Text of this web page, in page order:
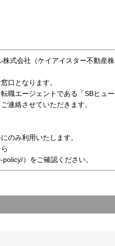
式会社（ケイアイスター不動産株
口となります。
職エージェントである「SBヒュー
連絡させていただきます。
のみ利用いたします。
）をご確認ください。